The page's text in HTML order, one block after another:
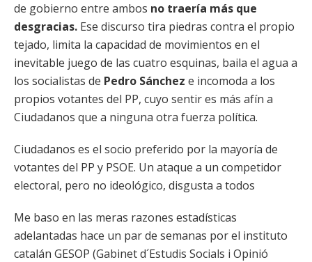
de gobierno entre ambos no traería más que
desgracias. Ese discurso tira piedras contra el propio
tejado, limita la capacidad de movimientos en el
inevitable juego de las cuatro esquinas, baila el agua a
los socialistas de Pedro Sánchez e incomoda a los
propios votantes del PP, cuyo sentir es más afín a
Ciudadanos que a ninguna otra fuerza política.
Ciudadanos es el socio preferido por la mayoría de
votantes del PP y PSOE. Un ataque a un competidor
electoral, pero no ideológico, disgusta a todos
Me baso en las meras razones estadísticas
adelantadas hace un par de semanas por el instituto
catalán GESOP (Gabinet d´Estudis Socials i Opinió